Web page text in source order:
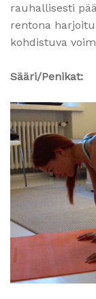
rauhallisesti
rentona
kohdistuva
Sääri/Penikat: